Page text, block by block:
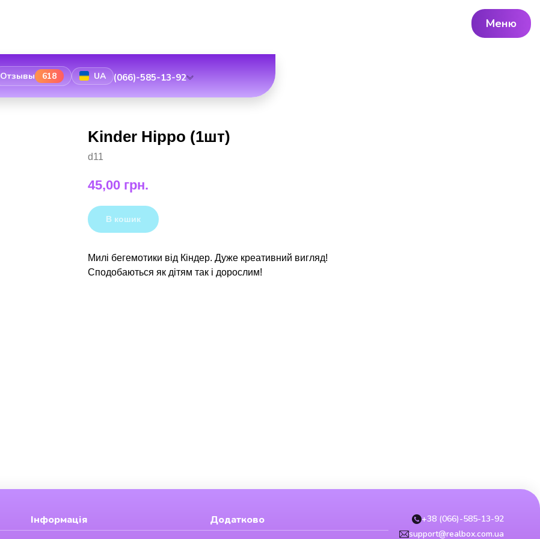
Отзывы 618 UA (066)-585-13-92
Меню
Kinder Hippo (1шт)
d11
45,00 грн.
В кошик
Милі бегемотики від Кіндер. Дуже креативний вигляд!
Сподобаються як дітям так і дорослим!
Інформація Додатково
+38 (066)-585-13-92
support@realbox.com.ua